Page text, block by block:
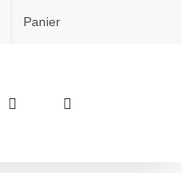
Panier